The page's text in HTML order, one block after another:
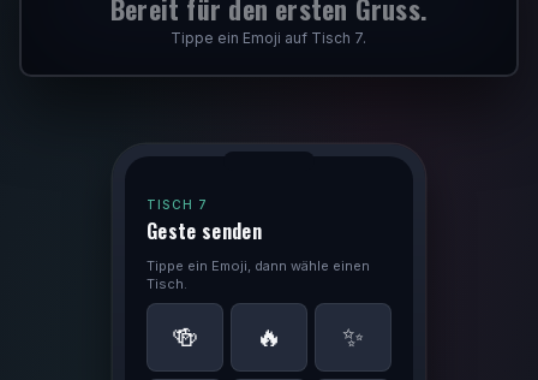
Bereit für den ersten Gruss.
Tippe ein Emoji auf Tisch 7.
TISCH 7
Geste senden
Tippe ein Emoji, dann wähle einen
Tisch.
🍻 🔥 ✨